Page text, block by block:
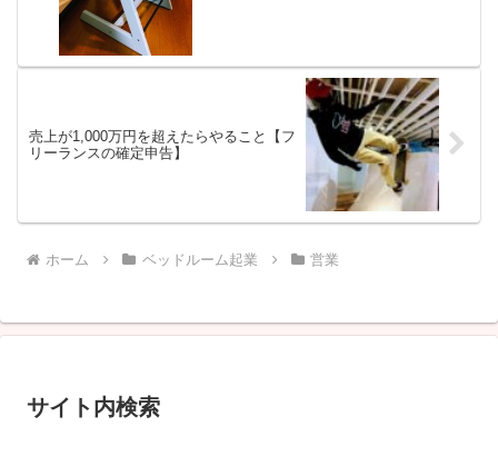
売上が1,000万円を超えたらやること【フ
リーランスの確定申告】
ホーム ベッドルーム起業 営業
サイト内検索